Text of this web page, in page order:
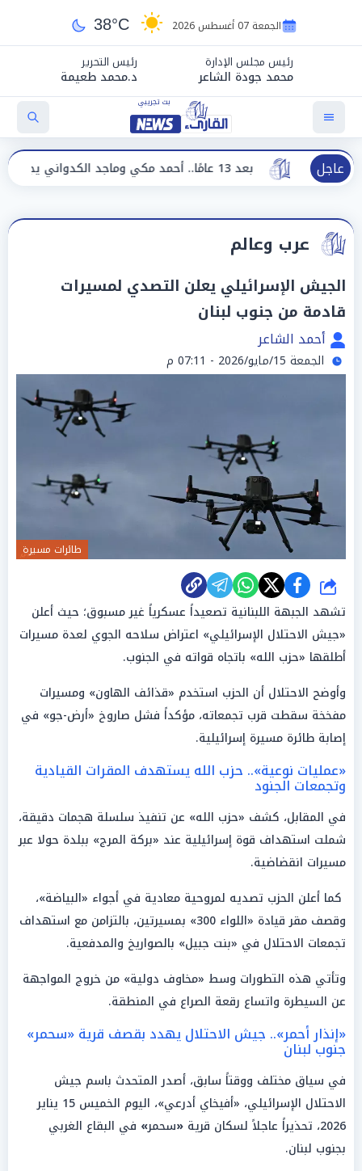
الجمعة 07 أغسطس 2026 38°C
رئيس مجلس الإدارة
محمد جودة الشاعر
رئيس التحرير
د.محمد طعيمة
عاجلبعد 13 عامًا.. أحمد مكي وماجد الكدواني يجتمعان في «فرصة سعيدة»
عرب وعالم
الجيش الإسرائيلي يعلن التصدي لمسيرات
قادمة من جنوب لبنان
أحمد الشاعر
الجمعة 15/مايو/2026 - 07:11 م
طائرات مسيرة
شارك
تشهد الجبهة اللبنانية تصعيداً عسكرياً غير مسبوق؛ حيث أعلن
«جيش الاحتلال الإسرائيلي» اعتراض سلاحه الجوي لعدة مسيرات
أطلقها «حزب الله» باتجاه قواته في الجنوب.
وأوضح الاحتلال أن الحزب استخدم «قذائف الهاون» ومسيرات
مفخخة سقطت قرب تجمعاته، مؤكداً فشل صاروخ «أرض-جو» في
إصابة طائرة مسيرة إسرائيلية.
«عمليات نوعية».. حزب الله يستهدف المقرات القيادية
وتجمعات الجنود
في المقابل، كشف «حزب الله» عن تنفيذ سلسلة هجمات دقيقة،
شملت استهداف قوة إسرائيلية عند «بركة المرج» ببلدة حولا عبر
مسيرات انقضاضية.
كما أعلن الحزب تصديه لمروحية معادية في أجواء «البياضة»،
وقصف مقر قيادة «اللواء 300» بمسيرتين، بالتزامن مع استهداف
تجمعات الاحتلال في «بنت جبيل» بالصواريخ والمدفعية.
وتأتي هذه التطورات وسط «مخاوف دولية» من خروج المواجهة
عن السيطرة واتساع رقعة الصراع في المنطقة.
«إنذار أحمر».. جيش الاحتلال يهدد بقصف قرية «سحمر»
جنوب لبنان
في سياق مختلف ووقتاً سابق، أصدر المتحدث باسم جيش
الاحتلال الإسرائيلي، «أفيخاي أدرعي»، اليوم الخميس 15 يناير
2026، تحذيراً عاجلاً لسكان قرية
«سحمر» في البقاع الغربي
بجنوب لبنان.